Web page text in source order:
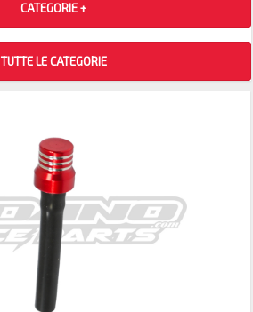
CATEGORIE +
TUTTE LE CATEGORIE